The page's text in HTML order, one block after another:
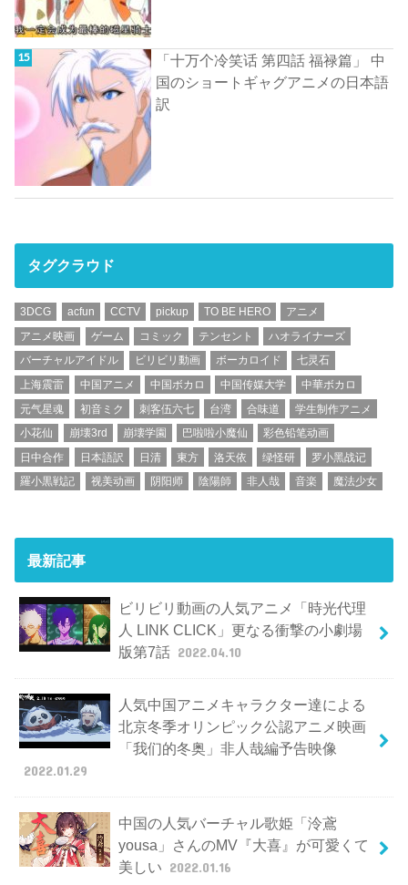
「十万个冷笑话 第四話 福禄篇」 中
国のショートギャグアニメの日本語
訳
タグクラウド
3DCG acfun CCTV pickup TO BE HERO
アニメ
アニメ映画
ゲーム コミック テンセント
ハオライナーズ
バーチャルアイドル
ビリビリ動画 ボーカロイド
七灵石
上海震雷
中国アニメ 中国ボカロ 中国传媒大学
中華ボカロ
元气星魂
初音ミク 刺客伍六七 台湾 合味道
学生制作アニメ
小花仙
崩壊3rd 崩壊学園 巴啦啦小魔仙
彩色铅笔动画
日中合作
日本語訳 日清 東方 洛天依 绿怪研
罗小黑战记
羅小黒戦記
视美动画 阴阳师 陰陽師 非人哉 音楽 魔法少女
最新記事
ビリビリ動画の人気アニメ「時光代理
人 LINK CLICK」更なる衝撃の小劇場
版第7話 2022.04.10
人気中国アニメキャラクター達による
北京冬季オリンピック公認アニメ映画
「我们的冬奥」非人哉編予告映像
2022.01.29
中国の人気バーチャル歌姫「泠鳶
yousa」さんのMV『大喜』が可愛くて
美しい 2022.01.16